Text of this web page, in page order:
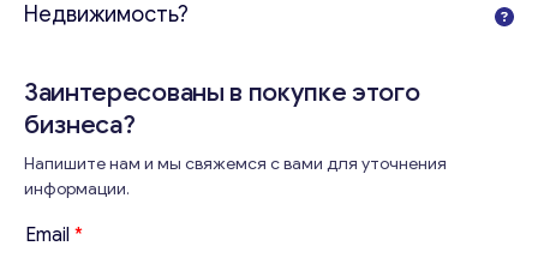
Недвижимость?
Заинтересованы в покупке этого
бизнеса?
Напишите нам и мы свяжемся с вами для уточнения
информации.
Email *